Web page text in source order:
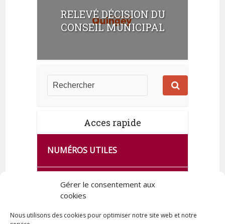
Gérer le consentement aux
cookies
Nous utilisons des cookies pour optimiser notre site web et notre
RELEVÉ DÉCISION DU
CONSEIL MUNICIPAL
Acces rapide
NUMÉROS UTILES
CA SE PASSE À FRANCE SERVICES
DE QUINGEY